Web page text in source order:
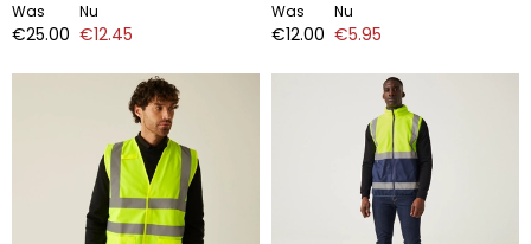
Was
€25.00
Nu
€12.45
Was
€12.00
Nu
€5.95